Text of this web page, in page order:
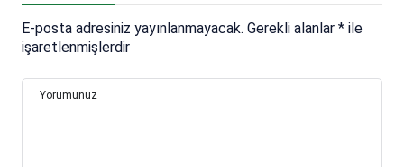
E-posta adresiniz yayınlanmayacak. Gerekli alanlar * ile
işaretlenmişlerdir
Yorumunuz